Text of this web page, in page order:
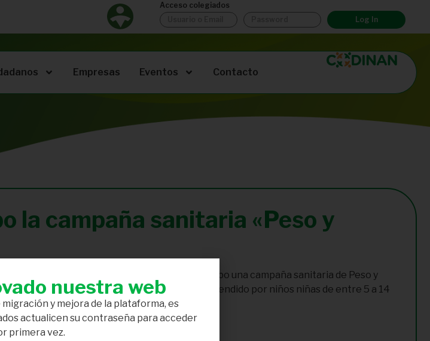
Acceso colegiados
Log In
Empresas Eventos Contacto
la campaña sanitaria «Peso y
de Farmacéuticos de Cádiz, llevará a cabo una campaña sanitaria de Peso y
de la provincia. El rango de edad estará comprendido por niños niñas de entre 5 a 14
nuestra web
y mejora de la plataforma, es
actualicen su contraseña para acceder
primera vez.